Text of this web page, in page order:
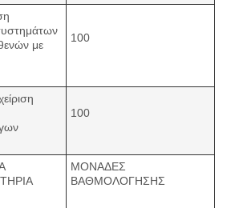
με
100
100
ΜΟΝΑΔΕΣ
ΒΑΘΜΟΛΟΓΗΣΗΣ